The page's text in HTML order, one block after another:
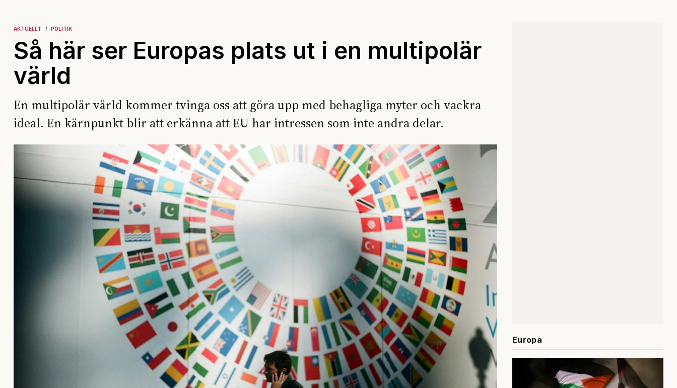
AKTUELLT POLITIK
Så här ser Europas plats ut i en multipolär
värld
En multipolär värld kommer tvinga oss att göra upp med behagliga myter och vackra
ideal. En kärnpunkt blir att erkänna att EU har intressen som inte andra delar.
Europa